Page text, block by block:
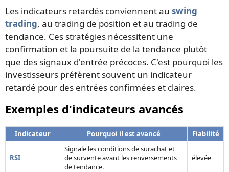
Les indicateurs retardés conviennent au swing
trading, au trading de position et au trading de
tendance. Ces stratégies nécessitent une
confirmation et la poursuite de la tendance plutôt
que des signaux d'entrée précoces. C'est pourquoi les
investisseurs préfèrent souvent un indicateur
retardé pour des entrées confirmées et claires.
Exemples d'indicateurs avancés
Indicateur Pourquoi il est avancé Fiabilité
RSI
Signale les conditions de surachat et
de survente avant les renversements
de tendance.
élevée